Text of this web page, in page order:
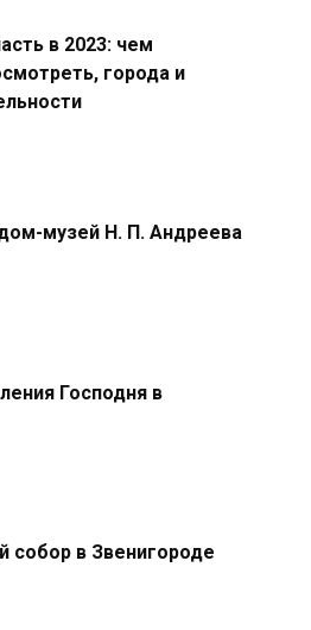
в 2023: чем
города и
музей Н. П. Андреева
Господня в
собор в Звенигороде